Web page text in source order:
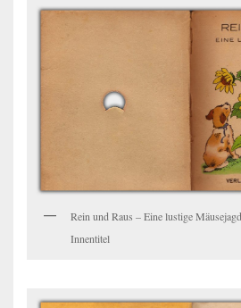
Rein und Raus – Eine lustige
Innentitel